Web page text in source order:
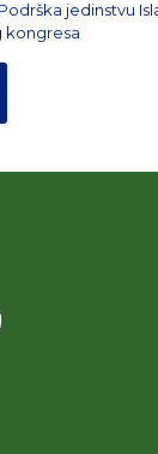
jedinstvu
kongresa